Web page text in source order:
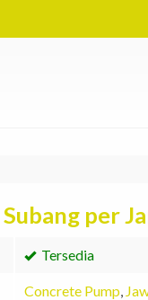
per
Tersedia
Concrete Pump,